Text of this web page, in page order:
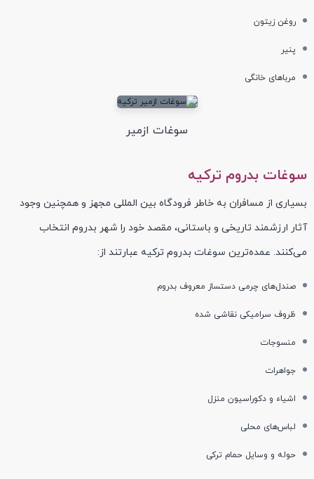
روغن زیتون
پنیر
مربا‌های خانگی
سوغات ازمیر
سوغات بدروم ترکیه
بسیاری از مسافران به خاطر فرودگاه بین المللی مجهز و همچنین وجود
آثار ارزشمند تاریخی و باستانی، مقصد خود را شهر بدروم انتخاب
می‌کنند. عمده‌ترین سوغات بدروم ترکیه عبارتند از:
صندل‌های چرمی دستساز معروف بدروم
ظروف سرامیکی نقاشی شده
منسوجات
جواهرات
اشیاء و دکوراسیون منزل
لباس‌های محلی
حوله و وسایل حمام ترکی